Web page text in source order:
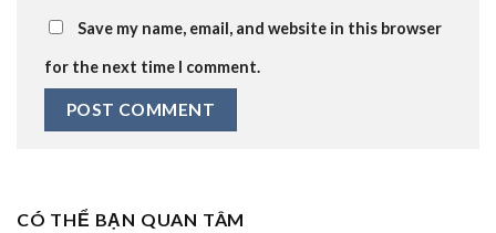
Save my name, email, and website in this browser
for the next time I comment.
CÓ THỂ BẠN QUAN TÂM